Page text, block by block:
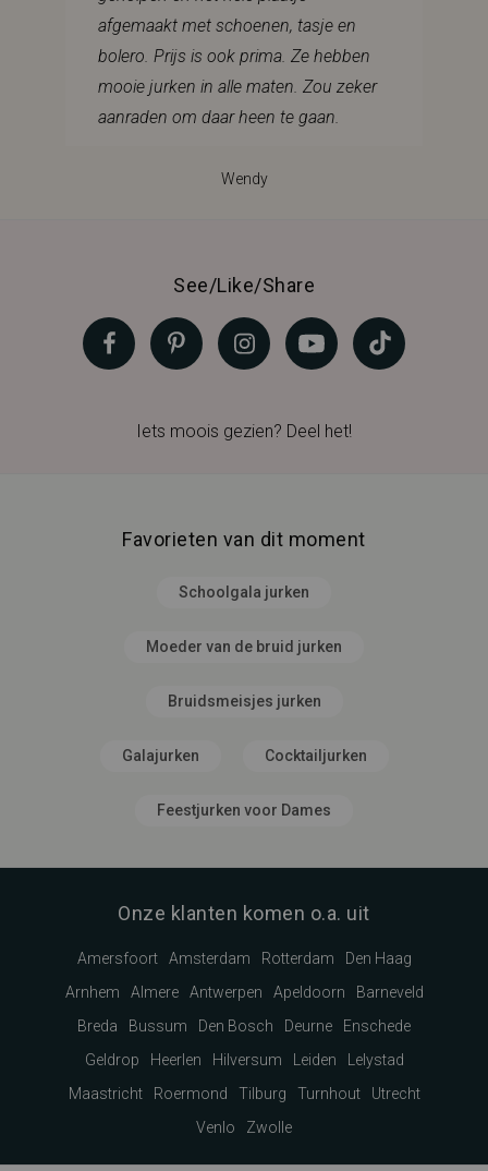
afgemaakt met schoenen, tasje en
bolero. Prijs is ook prima. Ze hebben
mooie jurken in alle maten. Zou zeker
aanraden om daar heen te gaan.
Wendy
See/Like/Share
Iets moois gezien? Deel het!
Favorieten van dit moment
Schoolgala jurken
Moeder van de bruid jurken
Bruidsmeisjes jurken
Galajurken Cocktailjurken
Feestjurken voor Dames
Onze klanten komen o.a. uit
Amersfoort Amsterdam Rotterdam
Den Haag
Arnhem
Almere Antwerpen Apeldoorn
Barneveld
Breda
Bussum Den Bosch Deurne
Enschede
Geldrop
Heerlen Hilversum Leiden
Lelystad
Maastricht
Roermond Tilburg Turnhout
Utrecht
Venlo
Zwolle